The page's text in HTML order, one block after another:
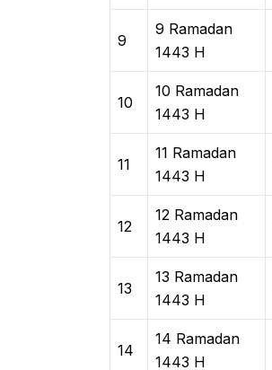
9
9 Ramadan
1443 H
10
10 Ramadan
1443 H
11
11 Ramadan
1443 H
12
12 Ramadan
1443 H
13
13 Ramadan
1443 H
14
14 Ramadan
1443 H